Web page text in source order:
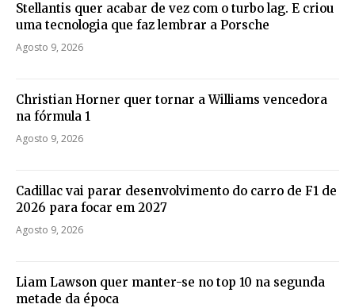
Stellantis quer acabar de vez com o turbo lag. E criou
uma tecnologia que faz lembrar a Porsche
Agosto 9, 2026
Christian Horner quer tornar a Williams vencedora
na fórmula 1
Agosto 9, 2026
Cadillac vai parar desenvolvimento do carro de F1 de
2026 para focar em 2027
Agosto 9, 2026
Liam Lawson quer manter-se no top 10 na segunda
metade da época